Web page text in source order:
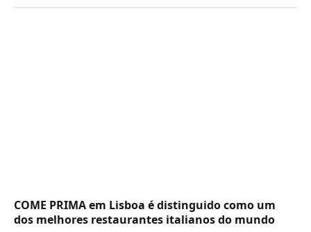
COME PRIMA em Lisboa é distinguido como um
dos melhores restaurantes italianos do mundo